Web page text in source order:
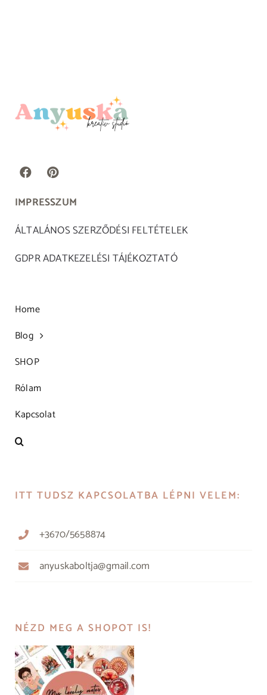
IMPRESSZUM
ÁLTALÁNOS SZERZŐDÉSI FELTÉTELEK
GDPR ADATKEZELÉSI TÁJÉKOZTATÓ
Home
Blog
SHOP
Rólam
Kapcsolat
ITT TUDSZ KAPCSOLATBA LÉPNI VELEM:
+3670/5658874
anyuskaboltja@gmail.com
NÉZD MEG A SHOPOT IS!